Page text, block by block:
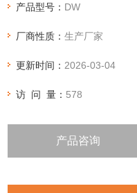
产品型号： DW
厂商性质：生产厂家
更新时间： 2026-03-04
访 问 量： 578
产品咨询